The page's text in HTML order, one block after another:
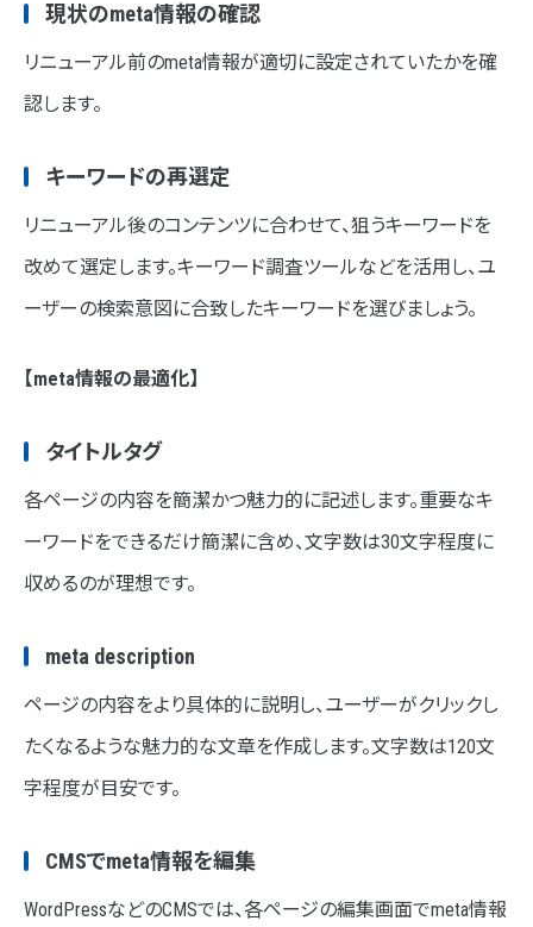
現状のmeta情報の確認
リニューアル前のmeta情報が適切に設定されていたかを確
認します。
キーワードの再選定
リニューアル後のコンテンツに合わせて、狙うキーワードを
改めて選定します。キーワード調査ツールなどを活用し、ユ
ーザーの検索意図に合致したキーワードを選びましょう。
【meta情報の最適化】
タイトルタグ
各ページの内容を簡潔かつ魅力的に記述します。重要なキ
ーワードをできるだけ簡潔に含め、文字数は30文字程度に
収めるのが理想です。
meta description
ページの内容をより具体的に説明し、ユーザーがクリックし
たくなるような魅力的な文章を作成します。文字数は120文
字程度が目安です。
CMSでmeta情報を編集
WordPressなどのCMSでは、各ページの編集画面でmeta情報